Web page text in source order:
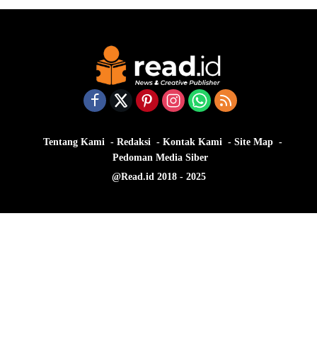
Tentang Kami Redaksi Kontak Kami
Site Map
Pedoman Media Siber
@Read.id 2018 - 2025